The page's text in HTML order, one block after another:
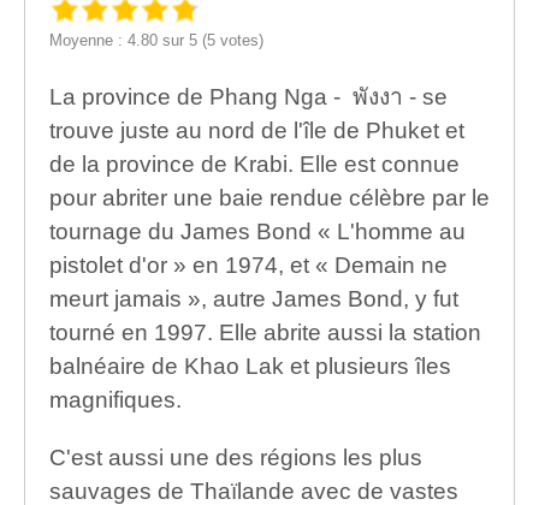
Moyenne : 4.80 sur 5 (5 votes)
La province de Phang Nga - พังงา - se
trouve juste au nord de l'île de Phuket et
de la province de Krabi. Elle est connue
pour abriter une baie rendue célèbre par le
tournage du James Bond « L'homme au
pistolet d'or » en 1974, et « Demain ne
meurt jamais », autre James Bond, y fut
tourné en 1997. Elle abrite aussi la station
balnéaire de Khao Lak et plusieurs îles
magnifiques.
C'est aussi une des régions les plus
sauvages de Thaïlande avec de vastes